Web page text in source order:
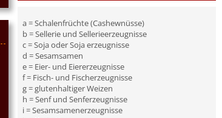
a = Schalenfrüchte (Cashewnüsse)
b = Sellerie und Sellerieerzeugnisse
c = Soja oder Soja erzeugnisse
d = Sesamsamen
e = Eier- und Eiererzeugnisse
f = Fisch- und Fischerzeugnisse
g = glutenhaltiger Weizen
h = Senf und Senferzeugnisse
i = Sesamsamenerzeugnisse